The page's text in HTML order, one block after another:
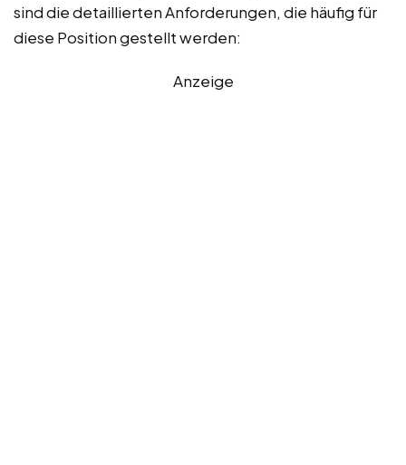
sind die detaillierten Anforderungen, die häufig für
diese Position gestellt werden:
Anzeige